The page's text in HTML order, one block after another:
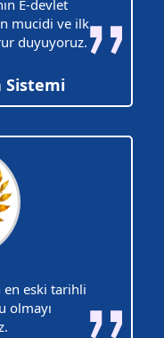
E-devlet
mucidi ve ilk
duyuyoruz.
Sistemi
eski tarihli
olmayı